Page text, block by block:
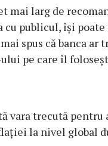
mai larg de
publicul, își
spus că banca ar
pe care îl
vara trecută
la nivel global